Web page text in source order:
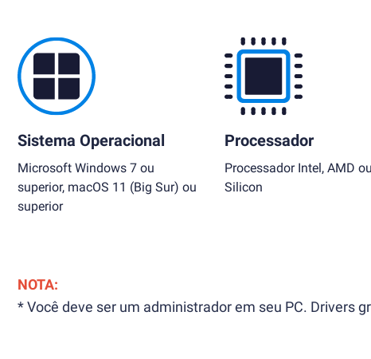
Sistema Operacional
Microsoft Windows 7 ou
superior, macOS 11 (Big Sur) ou
superior
Processador
Processador Intel, AMD
Silicon
NOTA:
* Você deve ser um administrador em seu PC. Drivers